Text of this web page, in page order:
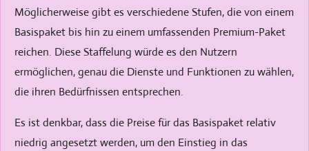
Möglicherweise gibt es verschiedene Stufen, die von einem
Basispaket bis hin zu einem umfassenden Premium-Paket
reichen. Diese Staffelung würde es den Nutzern
ermöglichen, genau die Dienste und Funktionen zu wählen,
die ihren Bedürfnissen entsprechen.
Es ist denkbar, dass die Preise für das Basispaket relativ
niedrig angesetzt werden, um den Einstieg in das